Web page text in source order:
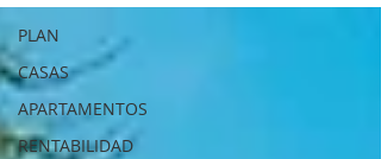
PLAN
CASAS
APARTAMENTOS
RENTABILIDAD